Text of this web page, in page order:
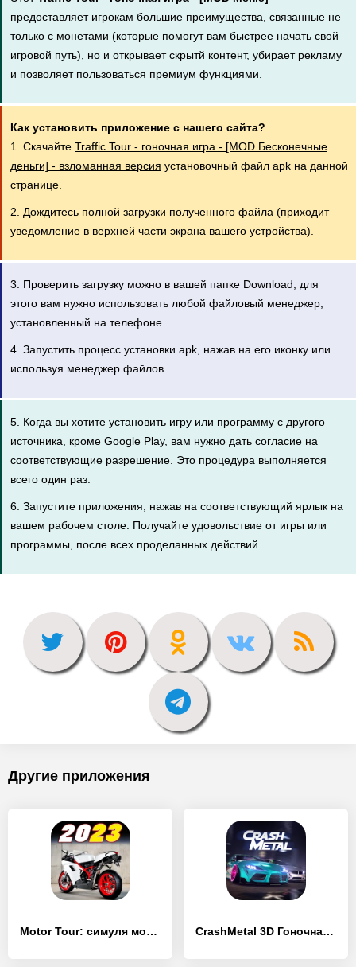
предоставляет игрокам большие преимущества, связанные не
только с монетами (которые помогут вам быстрее начать свой
игровой путь), но и открывает скрытй контент, убирает рекламу
и позволяет пользоваться премиум функциями.
Как установить приложение с нашего сайта?
1. Скачайте Traffic Tour - гоночная игра - [MOD Бесконечные
деньги] - взломанная версия установочный файл apk на данной
странице.
2. Дождитесь полной загрузки полученного файла (приходит
уведомление в верхней части экрана вашего устройства).
3. Проверить загрузку можно в вашей папке Download, для
этого вам нужно использовать любой файловый менеджер,
установленный на телефоне.
4. Запустить процесс установки apk, нажав на его иконку или
используя менеджер файлов.
5. Когда вы хотите установить игру или программу с другого
источника, кроме Google Play, вам нужно дать согласие на
соответствующие разрешение. Это процедура выполняется
всего один раз.
6. Запустите приложения, нажав на соответствующий ярлык на
вашем рабочем столе. Получайте удовольствие от игры или
программы, после всех проделанных действий.
Другие приложения
Motor Tour: симуля мотоцикла - [MOD Бесконечные монеты] CrashMetal 3D Гоночная Игра - [MOD Бесконечные монеты]